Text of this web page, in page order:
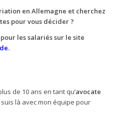
en Allemagne et cherchez
pour vous décider ?
les salariés sur le site
.
de 10 ans en tant qu’avocate
suis là avec mon équipe pour